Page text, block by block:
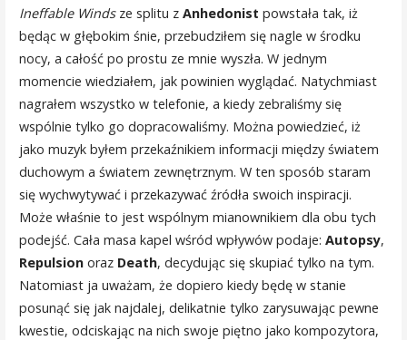
Ineffable Winds ze splitu z Anhedonist powstała tak, iż
będąc w głębokim śnie, przebudziłem się nagle w środku
nocy, a całość po prostu ze mnie wyszła. W jednym
momencie wiedziałem, jak powinien wyglądać. Natychmiast
nagrałem wszystko w telefonie, a kiedy zebraliśmy się
wspólnie tylko go dopracowaliśmy. Można powiedzieć, iż
jako muzyk byłem przekaźnikiem informacji między światem
duchowym a światem zewnętrznym. W ten sposób staram
się wychwytywać i przekazywać źródła swoich inspiracji.
Może właśnie to jest wspólnym mianownikiem dla obu tych
podejść. Cała masa kapel wśród wpływów podaje: Autopsy,
Repulsion oraz Death, decydując się skupiać tylko na tym.
Natomiast ja uważam, że dopiero kiedy będę w stanie
posunąć się jak najdalej, delikatnie tylko zarysuwając pewne
kwestie, odciskając na nich swoje piętno jako kompozytora,